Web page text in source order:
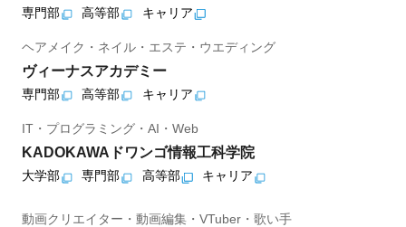
専門部 高等部 キャリア
ヘアメイク・ネイル・エステ・ウエディング
ヴィーナスアカデミー
専門部 高等部 キャリア
IT・プログラミング・AI・Web
KADOKAWAドワンゴ情報工科学院
大学部 専門部 高等部 キャリア
動画クリエイター・動画編集・VTuber・歌い手